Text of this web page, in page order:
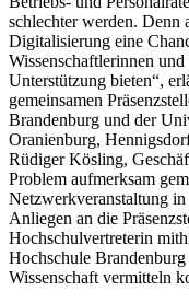
schlechter werden. Denn
Digitalisierung eine
Wissenschaftlerinnen
Unterstützung bieten“,
gemeinsamen
Brandenburg und der
Oranienburg,
Rüdiger Kösling,
Problem aufmerksam
Netzwerkveranstaltung
Anliegen an die
Hochschulvertreterin
Hochschule Brandenburg
Wissenschaft vermitteln